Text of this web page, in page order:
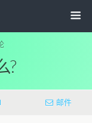
?
邮件